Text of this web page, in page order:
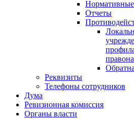
Отчеты
Реквизиты
Телефоны сотрудников
Дума
Ревизионная комиссия
Органы власти